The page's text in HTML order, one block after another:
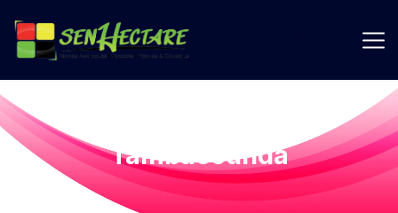
Tambacounda